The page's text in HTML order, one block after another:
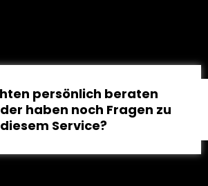
persönlich beraten
haben noch Fragen zu
diesem Service?